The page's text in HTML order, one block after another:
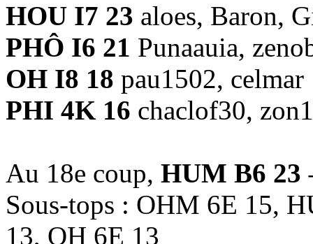
HOU I7 23 aloes, Baron,
PHÔ I6 21 Punaauia,
OH I8 18 pau1502, celmar
PHI 4K 16 chaclof30,
Au 18e coup, HUM B6 23
Sous-tops : OHM 6E 15,
13, OH 6E 13